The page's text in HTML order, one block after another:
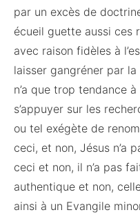
par un excès de
écueil guette aussi ces
avec raison fidèles à
laisser gangréner par
n’a que trop tendance
s’appuyer sur les
ou tel exégète de
ceci, et non, Jésus n’a
ceci et non, il n’a pas
authentique et non,
ainsi à un Evangile